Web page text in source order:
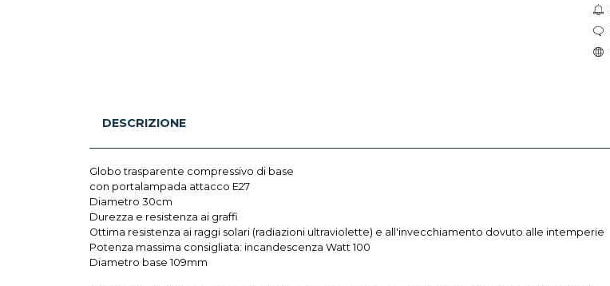
DESCRIZIONE
Globo trasparente compressivo di base
con portalampada attacco E27
Diametro 30cm
Durezza e resistenza ai graffi
Ottima resistenza ai raggi solari (radiazioni ultraviolette) e all'invecchiamento dovuto alle intemperie
Potenza massima consigliata: incandescenza Watt 100
Diametro base 109mm